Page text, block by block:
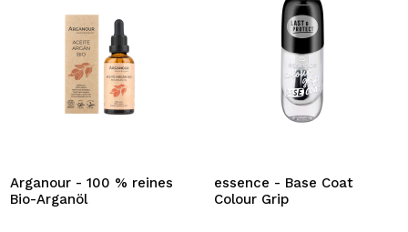
Arganour - 100 % reines
Bio-Arganöl
essence - Base Coat
Colour Grip